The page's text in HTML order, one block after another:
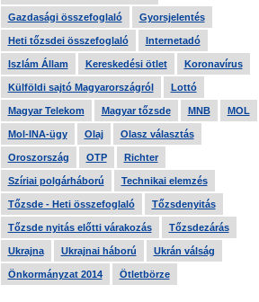
Gazdasági összefoglaló Gyorsjelentés
Heti tőzsdei összefoglaló Internetadó
Iszlám Állam Kereskedési ötlet Koronavírus
Külföldi sajtó Magyarországról Lottó
Magyar Telekom Magyar tőzsde MNB MOL
Mol-INA-ügy Olaj Olasz választás
Oroszország OTP Richter
Szíriai polgárháború Technikai elemzés
Tőzsde - Heti összefoglaló Tőzsdenyitás
Tőzsde nyitás előtti várakozás Tőzsdezárás
Ukrajna Ukrajnai háború Ukrán válság
Önkormányzat 2014 Ötletbörze